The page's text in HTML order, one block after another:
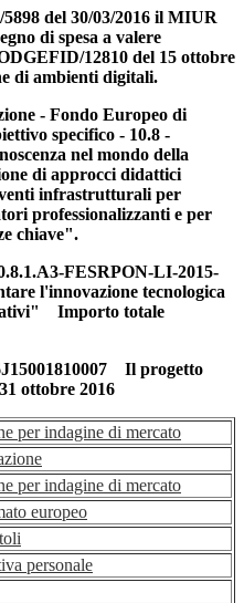
del 30/03/2016 il MIUR
di spesa a valere
12810 del 15 ottobre
di ambienti digitali.
- Fondo Europeo di
specifico - 10.8 -
nel mondo della
di approcci didattici
infrastrutturali per
professionalizzanti e per
chiave".
FESRPON-LI-2015-
l'innovazione tecnologica
Importo totale
Il progetto
ottobre 2016
per indagine di mercato
per indagine di mercato
europeo
personale